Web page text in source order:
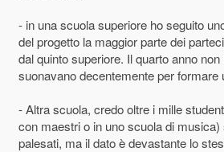
- in una scuola superiore ho seguito
del progetto la maggior parte dei
dal quinto superiore. Il quarto anno
suonavano decentemente per formare
- Altra scuola, credo oltre i mille
con maestri o in uno scuola di
palesati, ma il dato è devastante lo